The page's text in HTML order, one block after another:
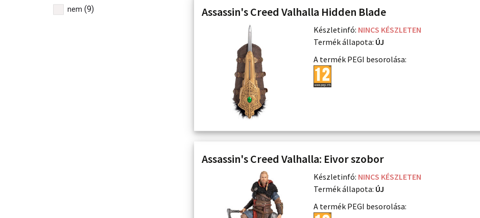
nem (9) Assassin's Creed Valhalla Hidden Blade
Készletinfó: NINCS KÉSZLETEN
Termék állapota: ÚJ
A termék PEGI besorolása:
Assassin's Creed Valhalla: Eivor szobor
Készletinfó: NINCS KÉSZLETEN
Termék állapota: ÚJ
A termék PEGI besorolása: